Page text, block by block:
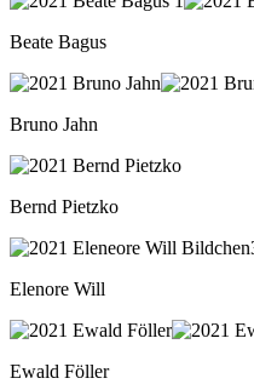
Beate Bagus
Bruno Jahn
Bernd Pietzko
Elenore Will
Ewald Föller